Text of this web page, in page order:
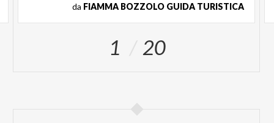
da FIAMMA BOZZOLO GUIDA TURISTICA
1 20